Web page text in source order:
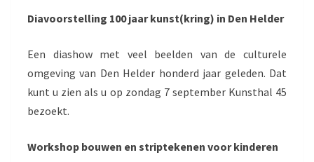
Diavoorstelling 100 jaar kunst(kring) in Den Helder
Een diashow met veel beelden van de culturele
omgeving van Den Helder honderd jaar geleden. Dat
kunt u zien als u op zondag 7 september Kunsthal 45
bezoekt.
Workshop bouwen en striptekenen voor kinderen